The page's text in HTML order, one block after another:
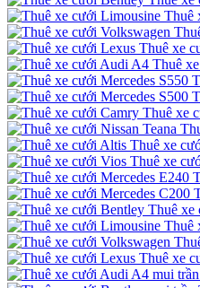
Thuê
Thuê xe
Thuê
Thuê xe
Thuê xe
Thuê xe
Thuê xe
Thuê
Thuê xe